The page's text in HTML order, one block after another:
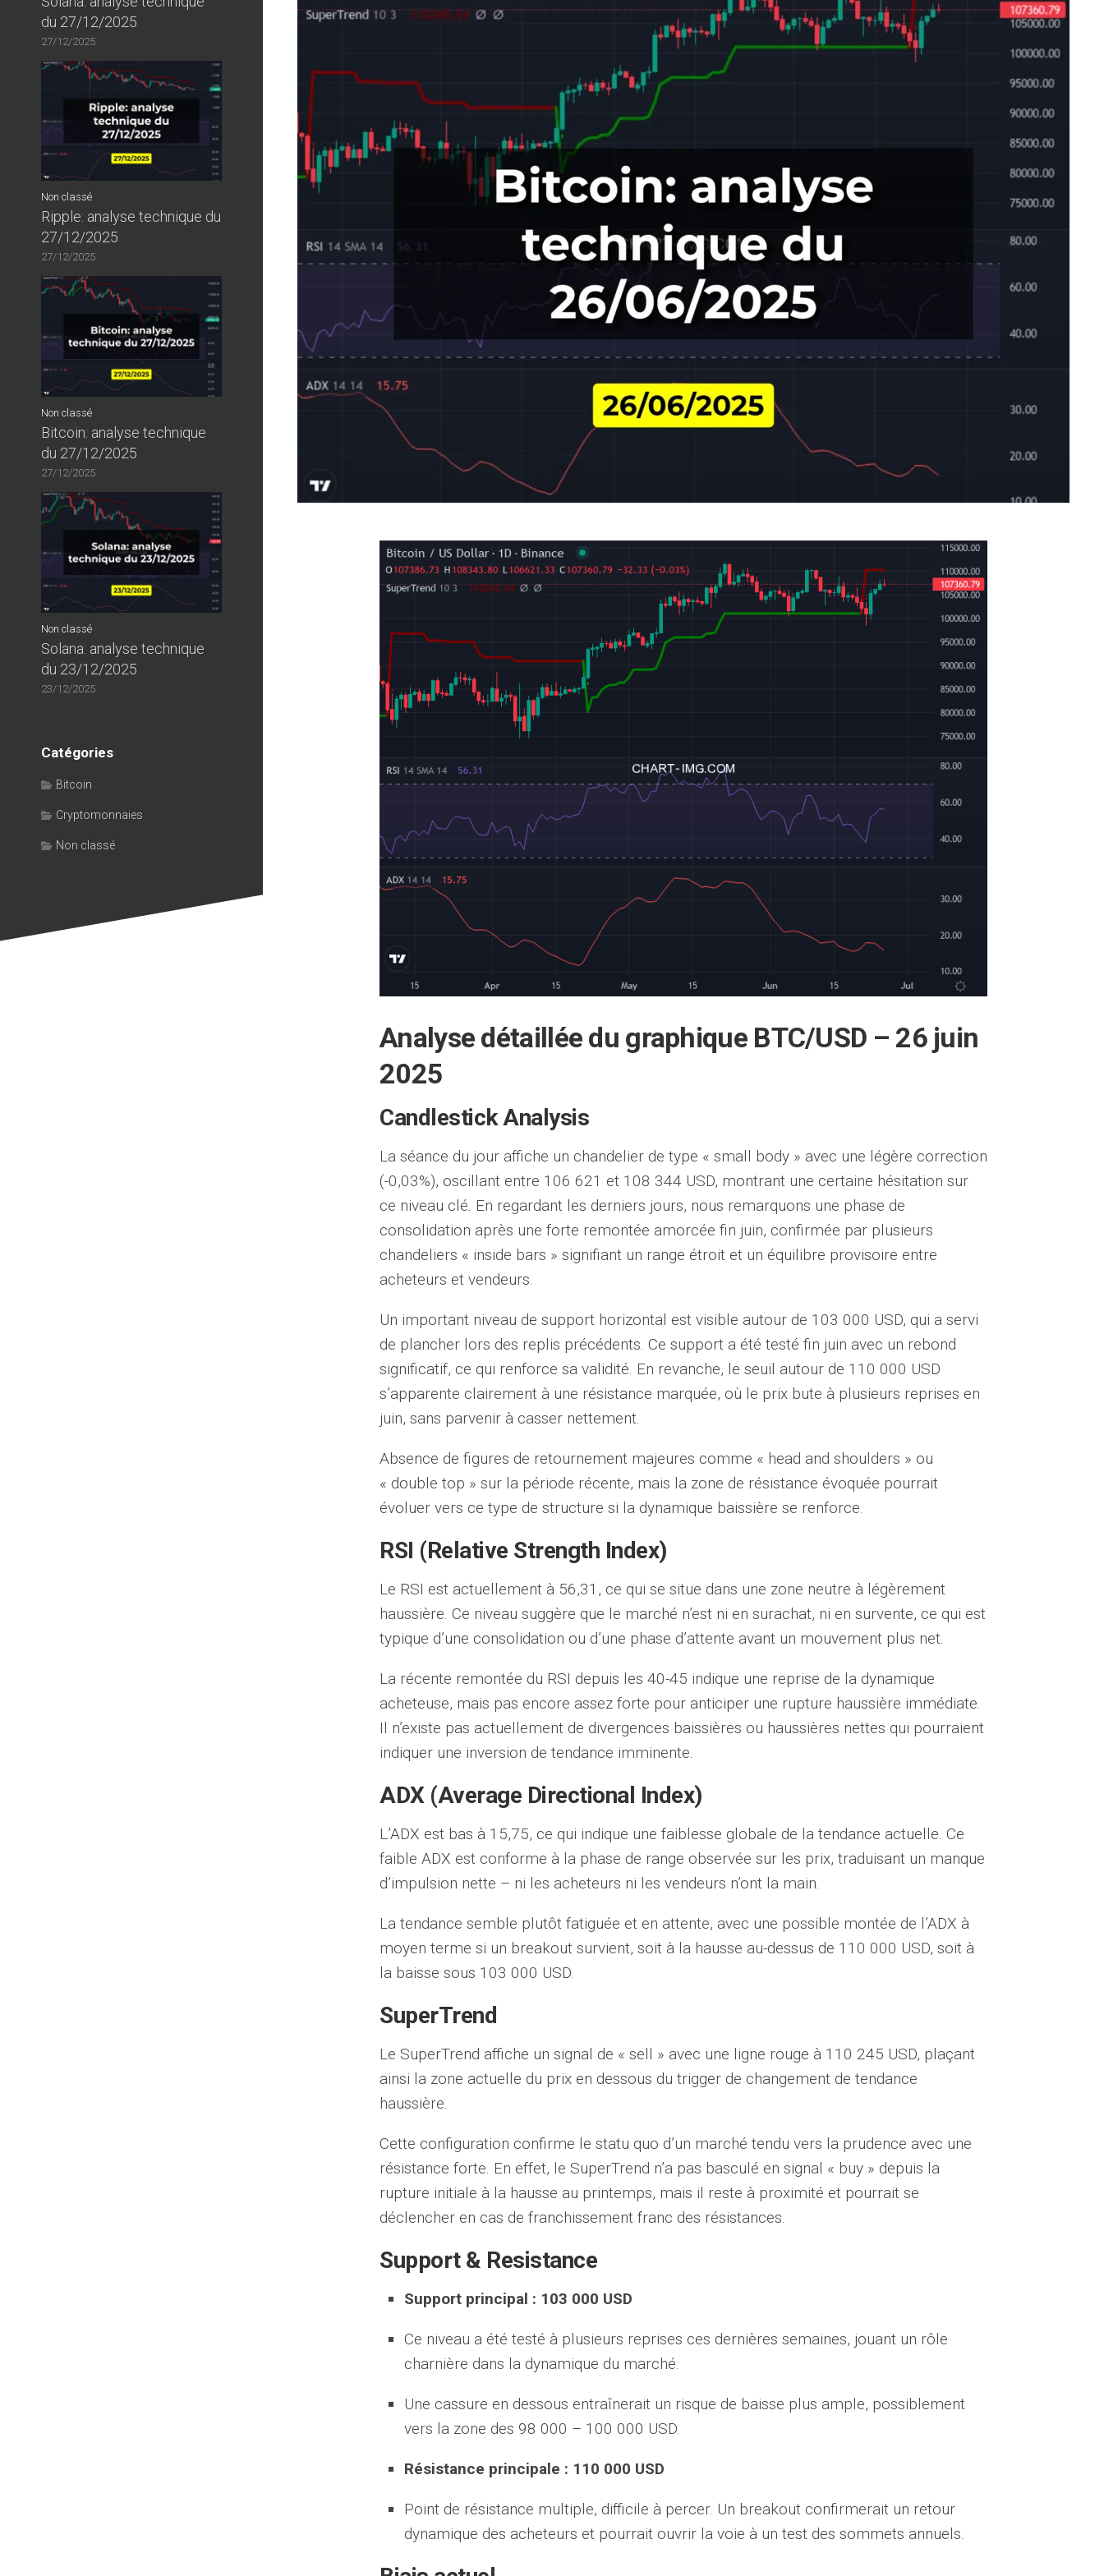
Analyse détaillée du graphique BTC/USD – 26 juin
2025
Candlestick Analysis
La séance du jour affiche un chandelier de type « small body » avec une légère correction
(-0,03%), oscillant entre 106 621 et 108 344 USD, montrant une certaine hésitation sur
ce niveau clé. En regardant les derniers jours, nous remarquons une phase de
consolidation après une forte remontée amorcée fin juin, confirmée par plusieurs
chandeliers « inside bars » signifiant un range étroit et un équilibre provisoire entre
acheteurs et vendeurs.
Un important niveau de support horizontal est visible autour de 103 000 USD, qui a servi
de plancher lors des replis précédents. Ce support a été testé fin juin avec un rebond
significatif, ce qui renforce sa validité. En revanche, le seuil autour de 110 000 USD
s’apparente clairement à une résistance marquée, où le prix bute à plusieurs reprises en
juin, sans parvenir à casser nettement.
Absence de figures de retournement majeures comme « head and shoulders » ou
« double top » sur la période récente, mais la zone de résistance évoquée pourrait
évoluer vers ce type de structure si la dynamique baissière se renforce.
RSI (Relative Strength Index)
Le RSI est actuellement à 56,31, ce qui se situe dans une zone neutre à légèrement
haussière. Ce niveau suggère que le marché n’est ni en surachat, ni en survente, ce qui est
typique d’une consolidation ou d’une phase d’attente avant un mouvement plus net.
La récente remontée du RSI depuis les 40-45 indique une reprise de la dynamique
acheteuse, mais pas encore assez forte pour anticiper une rupture haussière immédiate.
Il n’existe pas actuellement de divergences baissières ou haussières nettes qui pourraient
indiquer une inversion de tendance imminente.
ADX (Average Directional Index)
L’ADX est bas à 15,75, ce qui indique une faiblesse globale de la tendance actuelle. Ce
faible ADX est conforme à la phase de range observée sur les prix, traduisant un manque
d’impulsion nette – ni les acheteurs ni les vendeurs n’ont la main.
La tendance semble plutôt fatiguée et en attente, avec une possible montée de l’ADX à
moyen terme si un breakout survient, soit à la hausse au-dessus de 110 000 USD, soit à
la baisse sous 103 000 USD.
SuperTrend
Le SuperTrend affiche un signal de « sell » avec une ligne rouge à 110 245 USD, plaçant
ainsi la zone actuelle du prix en dessous du trigger de changement de tendance
haussière.
Cette configuration confirme le statu quo d’un marché tendu vers la prudence avec une
résistance forte. En effet, le SuperTrend n’a pas basculé en signal « buy » depuis la
rupture initiale à la hausse au printemps, mais il reste à proximité et pourrait se
déclencher en cas de franchissement franc des résistances.
Support & Resistance
Support principal : 103 000 USD
Ce niveau a été testé à plusieurs reprises ces dernières semaines, jouant un rôle
charnière dans la dynamique du marché.
Une cassure en dessous entraînerait un risque de baisse plus ample, possiblement
vers la zone des 98 000 – 100 000 USD.
Résistance principale : 110 000 USD
Point de résistance multiple, difficile à percer. Un breakout confirmerait un retour
dynamique des acheteurs et pourrait ouvrir la voie à un test des sommets annuels.
du 27/12/2025
27/12/2025
Non classé
Ripple: analyse technique du
27/12/2025
27/12/2025
Non classé
Bitcoin: analyse technique
du 27/12/2025
27/12/2025
Non classé
Solana: analyse technique
du 23/12/2025
23/12/2025
Catégories
Bitcoin
Cryptomonnaies
Non classé